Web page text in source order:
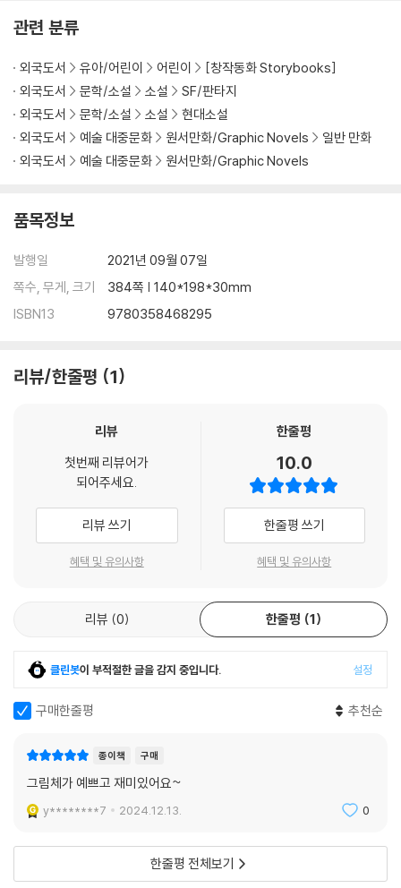
관련 분류
외국도서 유아/어린이 어린이
[창작동화 Storybooks]
외국도서
문학/소설 소설
SF/판타지
외국도서
문학/소설 소설
현대소설
외국도서
예술 대중문화 원서만화/Graphic Novels
일반 만화
외국도서
예술 대중문화 원서만화/Graphic Novels
품목정보
발행일
2021년 09월 07일
쪽수, 무게, 크기
384쪽 | 140*198*30mm
ISBN13
9780358468295
리뷰/한줄평 1
리뷰
첫번째 리뷰어가
되어주세요.
리뷰 쓰기
혜택 및 유의사항
한줄평
10.0
한줄평 쓰기
혜택 및 유의사항
리뷰 0 한줄평 1
클린봇이 부적절한 글을 감지 중입니다. 설정
구매한줄평 추천순
종이책 구매
그림체가 예쁘고 재미있어요~
y********7 2024.12.13. 0
한줄평 전체보기